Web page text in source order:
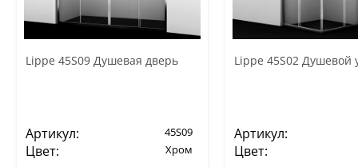
Lippe 45S09 Душевая дверь
Артикул: 45S09
Цвет: Хром
Lippe 45S02 Душевой
Артикул:
Цвет: